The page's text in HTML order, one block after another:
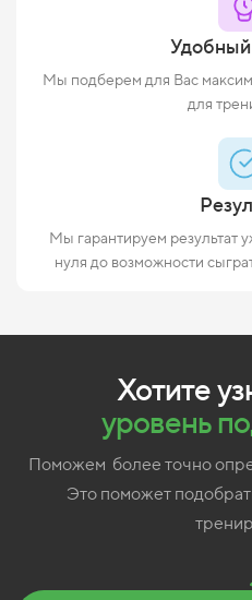
Мы подберем для Вас
для
Мы гарантируем результат
нуля до возможности
Хотите
уровень
Поможем более точно
Это поможет